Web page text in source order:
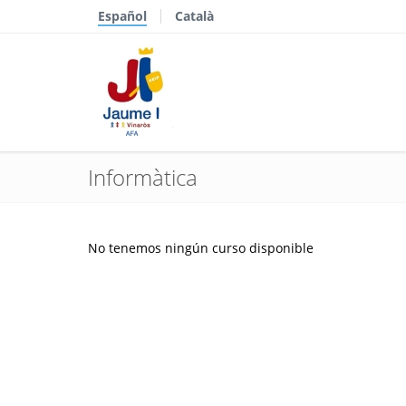
Español Català
Informàtica
No tenemos ningún curso disponible